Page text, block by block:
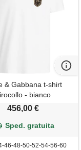
& Gabbana t-shirt
- bianco
456,00 €
Sped. gratuita
46-48-50-52-54-56-60